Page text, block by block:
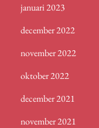
januari 2023
december 2022
november 2022
oktober 2022
december 2021
november 2021